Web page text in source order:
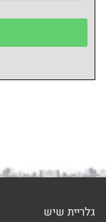
גלריית שיש